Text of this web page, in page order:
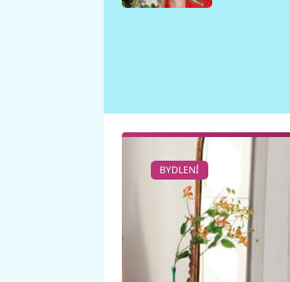
BYDLENÍ